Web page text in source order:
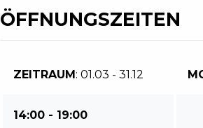
ÖFFNUNGSZEITEN
ZEITRAUM : 01.03 - 31.12
14:00 - 19:00